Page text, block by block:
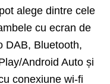
alege dintre cele
cu ecran de
DAB, Bluetooth,
Android Auto și
conexiune wi-fi